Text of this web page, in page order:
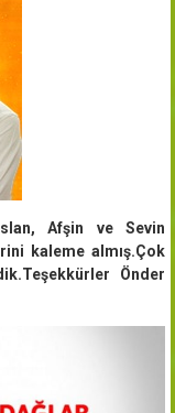
Afşin ve Sevin
kaleme almış.Çok
Önder